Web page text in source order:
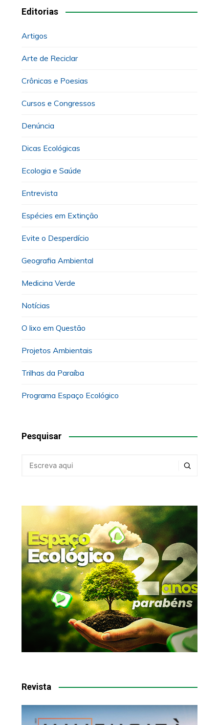
Editorias
Artigos
Arte de Reciclar
Crônicas e Poesias
Cursos e Congressos
Denúncia
Dicas Ecológicas
Ecologia e Saúde
Entrevista
Espécies em Extinção
Evite o Desperdício
Geografia Ambiental
Medicina Verde
Notícias
O lixo em Questão
Projetos Ambientais
Trilhas da Paraíba
Programa Espaço Ecológico
Pesquisar
Revista